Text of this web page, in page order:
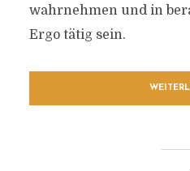
wahrnehmen und in
Ergo tätig sein.